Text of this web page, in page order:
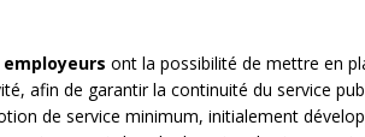
employeurs ont la possibilité de mettre en
afin de garantir la continuité du service
de service minimum, initialement